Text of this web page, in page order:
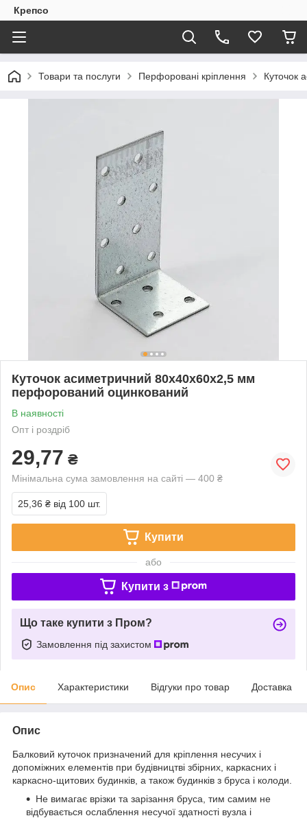
Крепсо
Товари та послуги Перфоровані кріплення Куточок
Куточок асиметричний 80х40х60х2,5 мм
перфорований оцинкований
В наявності
Опт і роздріб
29,77 ₴
Мінімальна сума замовлення на сайті — 400 ₴
25,36 ₴ від 100 шт.
Купити
або
Купити з
Що таке купити з Пром?
Замовлення під захистом
Опис Характеристики Відгуки про товар Доставка
Опис
Балковий куточок призначений для кріплення несучих і
допоміжних елементів при будівництві збірних, каркасних і
каркасно-щитових будинків, а також будинків з бруса і колоди.
Не вимагає врізки та зарізання бруса, тим самим не
відбувається ослаблення несучої здатності вузла і